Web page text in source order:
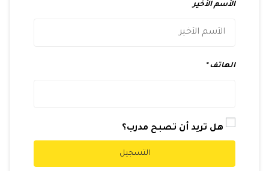
الأسم الأخير
الهاتف
هل تريد أن تصبح مدرب؟
التسجيل